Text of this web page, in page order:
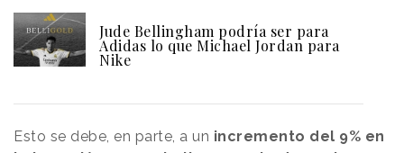
Jude Bellingham podría ser para
Adidas lo que Michael Jordan para
Nike
Esto se debe, en parte, a un incremento del 9% en